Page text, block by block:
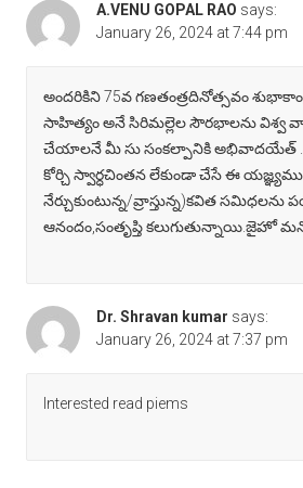
A.VENU GOPAL RAO says:
January 26, 2024 at 7:44 pm
అందరికిని 75వ గణతంత్రదినోత్సవం
సాహిత్యం అనే సిరిమల్లెల సౌరభాలను విశ్వ
చేయాలనే మీ సు సంకల్పానికి అభివాదయేత్
కోర్చి స్వార్ధచింతన లేకుండా చేసే ఈ
నేర్చుకుంటున్న/వ్రాస్తున్న)కవిత సమిధలను
ఆనందం,సంతృప్తి కలుగుతున్నాయి.జైహో
Dr. Shravan kumar says:
January 26, 2024 at 7:37 pm
Interested read piems